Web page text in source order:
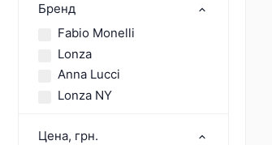
Бренд
Fabio Monelli
Lonza
Anna Lucci
Lonza NY
Цена, грн.